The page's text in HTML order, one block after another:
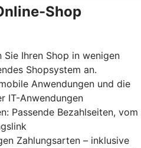
Shop
Sie Ihren Shop in wenigen
Shopsystem an.
Anwendungen und die
IT-Anwendungen
Passende Bezahlseiten, vom
Zahlungsarten – inklusive